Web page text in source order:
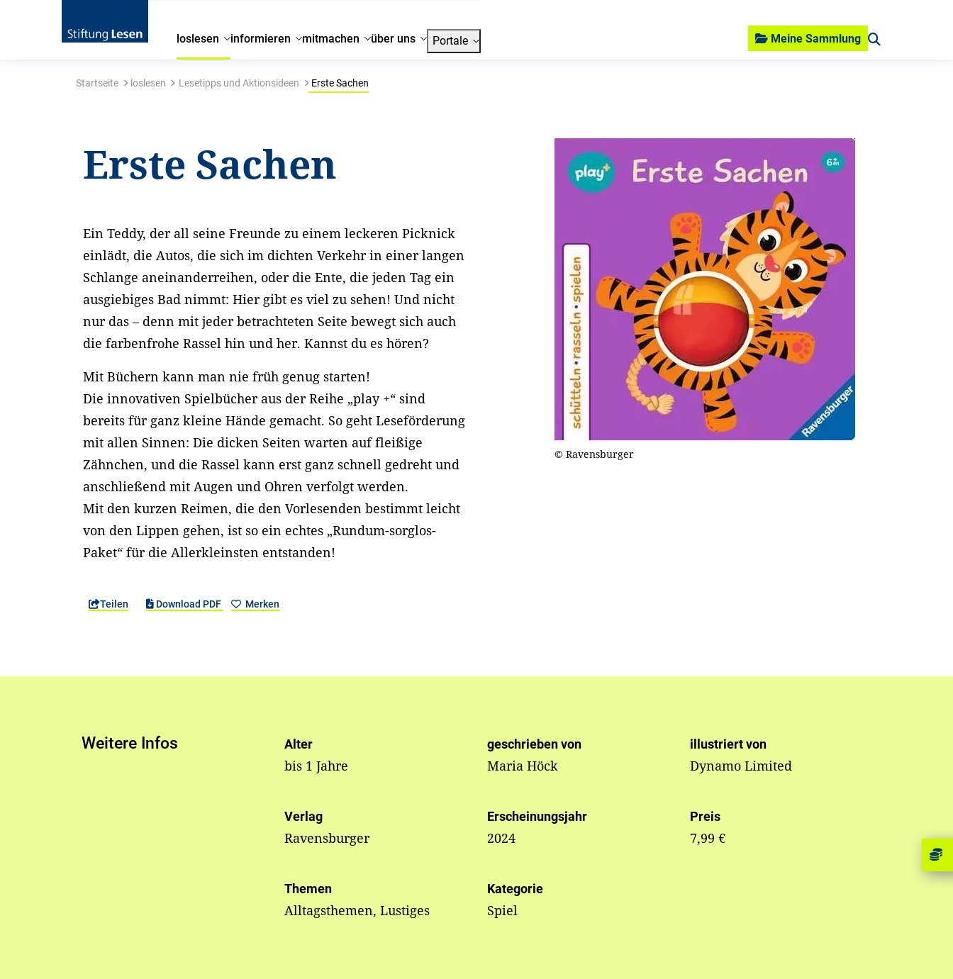
loslesen informieren mitmachen über uns Portale Meine Sammlung
Startseite loslesen Lesetipps und Aktionsideen Erste Sachen
Erste Sachen
Ein Teddy, der all seine Freunde zu einem leckeren Picknick
einlädt, die Autos, die sich im dichten Verkehr in einer langen
Schlange aneinanderreihen, oder die Ente, die jeden Tag ein
ausgiebiges Bad nimmt: Hier gibt es viel zu sehen! Und nicht
nur das – denn mit jeder betrachteten Seite bewegt sich auch
die farbenfrohe Rassel hin und her. Kannst du es hören?
Mit Büchern kann man nie früh genug starten!
Die innovativen Spielbücher aus der Reihe „play +“ sind
bereits für ganz kleine Hände gemacht. So geht Leseförderung
mit allen Sinnen: Die dicken Seiten warten auf fleißige
Zähnchen, und die Rassel kann erst ganz schnell gedreht und
anschließend mit Augen und Ohren verfolgt werden.
Mit den kurzen Reimen, die den Vorlesenden bestimmt leicht
von den Lippen gehen, ist so ein echtes „Rundum-sorglos-
Paket“ für die Allerkleinsten entstanden!
Teilen Download PDF Merken
© Ravensburger
Weitere Infos Alter
bis 1 Jahre
geschrieben von
Maria Höck
illustriert von
Dynamo Limited
Verlag
Ravensburger
Erscheinungsjahr
2024
Preis
7,99 €
Themen
Alltagsthemen, Lustiges
Kategorie
Spiel